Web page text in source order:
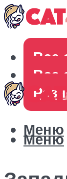
Все
Все
Меню
Меню